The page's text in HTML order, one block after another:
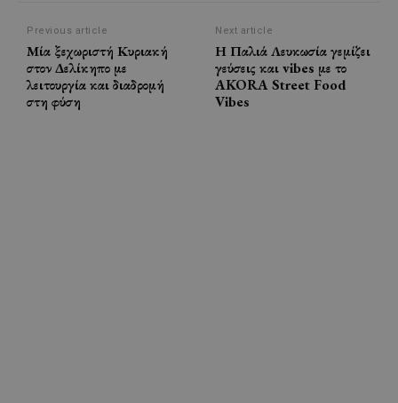
Previous article
Μία ξεχωριστή Κυριακή
στον Δελίκηπο με
λειτουργία και διαδρομή
στη φύση
Next article
Η Παλιά Λευκωσία γεμίζει
γεύσεις και vibes με το
AKORA Street Food
Vibes